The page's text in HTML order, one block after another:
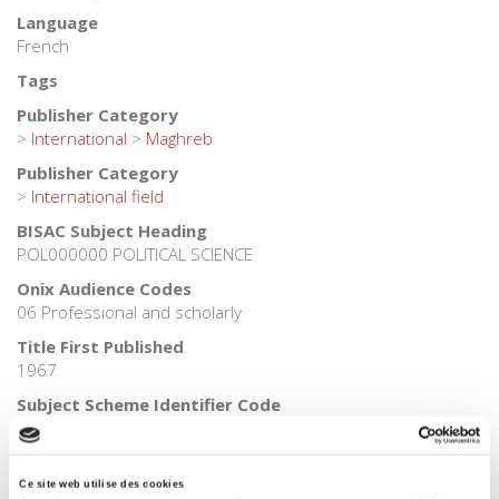
Ce site web utilise des cookies
Language
French
Tags
Publisher Category
> International > Maghreb
Publisher Category
> International field
BISAC Subject Heading
POL000000 POLITICAL SCIENCE
Onix Audience Codes
06 Professional and scholarly
Title First Published
1967
Subject Scheme Identifier Code
Thema subject category: Politics and government